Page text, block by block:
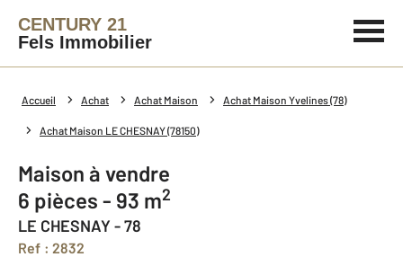
CENTURY 21
Fels Immobilier
Accueil Achat Achat Maison Achat Maison Yvelines (78)
Achat Maison LE CHESNAY (78150)
Maison à vendre
6 pièces - 93 m2
LE CHESNAY - 78
Ref : 2832